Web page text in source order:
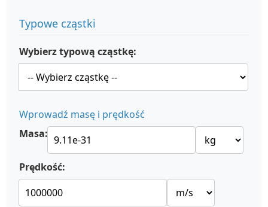
Typowe cząstki
Wybierz typową cząstkę:
Wprowadź masę i prędkość
Masa:
Prędkość: